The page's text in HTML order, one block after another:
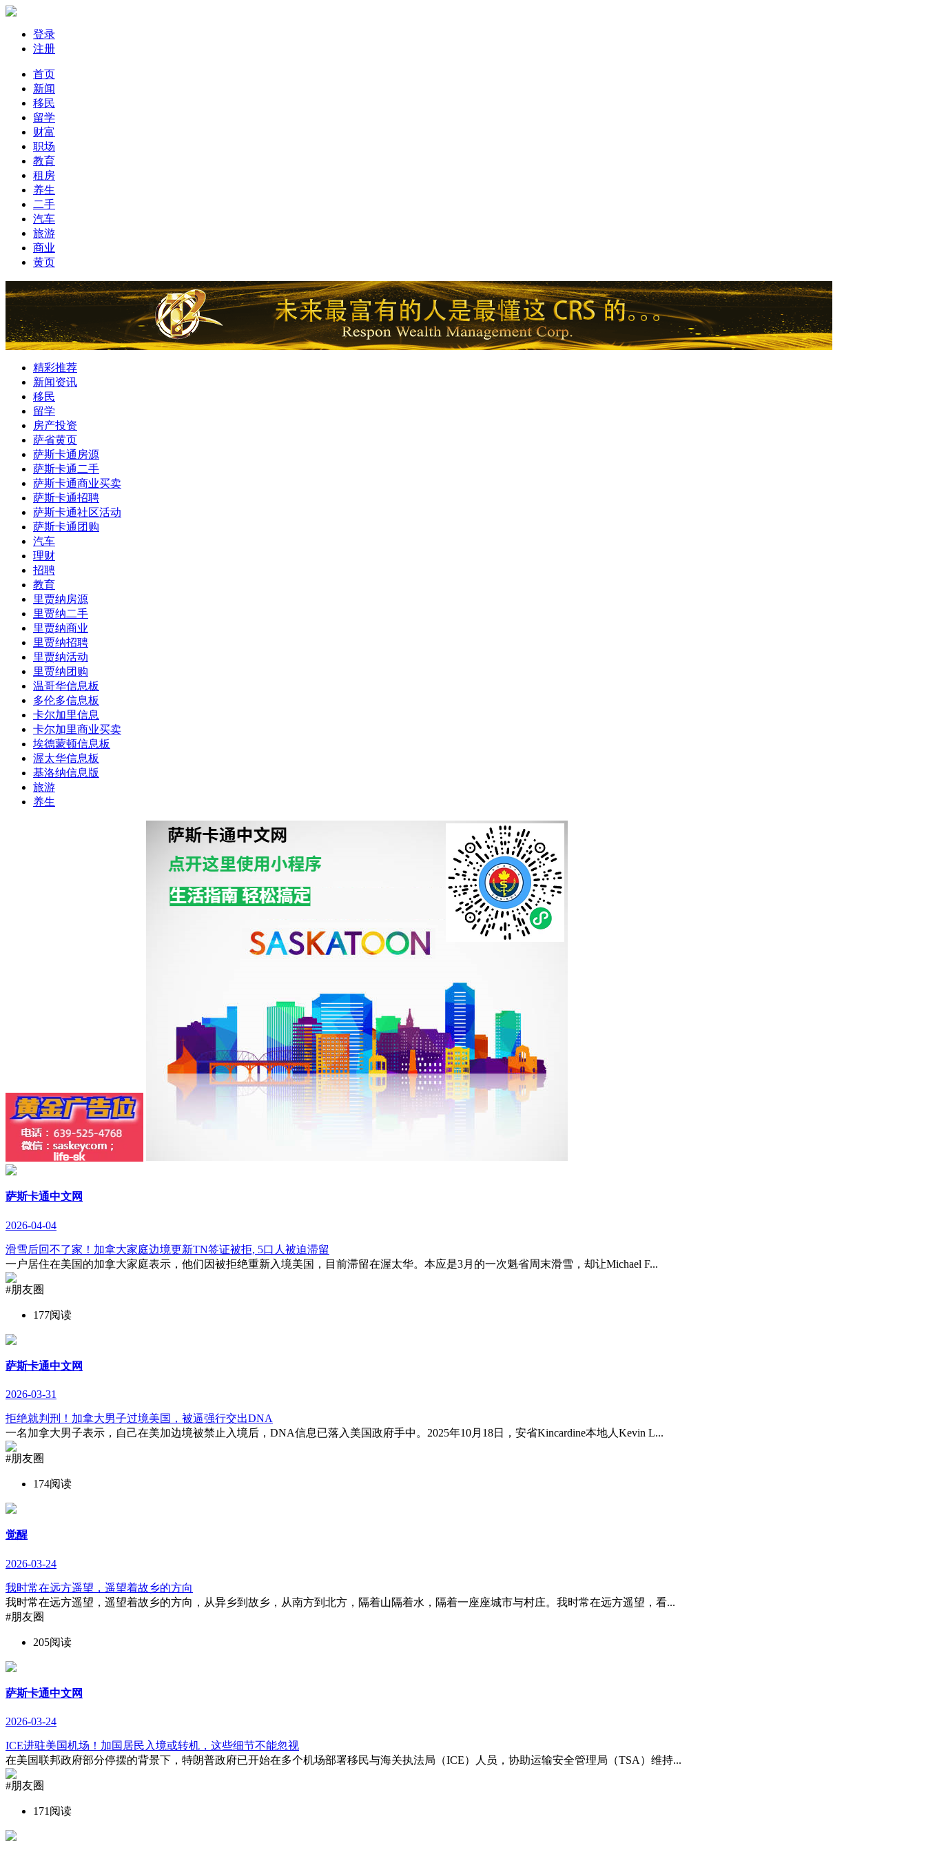
登录
注册
首页
新闻
移民
留学
财富
职场
教育
租房
养生
二手
汽车
旅游
商业
黄页
精彩推荐
新闻资讯
移民
留学
房产投资
萨省黄页
萨斯卡通房源
萨斯卡通二手
萨斯卡通商业买卖
萨斯卡通招聘
萨斯卡通社区活动
萨斯卡通团购
汽车
理财
招聘
教育
里贾纳房源
里贾纳二手
里贾纳商业
里贾纳招聘
里贾纳活动
里贾纳团购
温哥华信息板
多伦多信息板
卡尔加里信息
卡尔加里商业买卖
埃德蒙顿信息板
渥太华信息板
基洛纳信息版
旅游
养生
萨斯卡通中文网
2026-04-04
滑雪后回不了家！加拿大家庭边境更新TN签证被拒, 5口人被迫滞留
一户居住在美国的加拿大家庭表示，他们因被拒绝重新入境美国，目前滞留在渥太华。本应是3月的一次魁省周末滑雪，却让Michael F...
#朋友圈
177阅读
萨斯卡通中文网
2026-03-31
拒绝就判刑！加拿大男子过境美国，被逼强行交出DNA
一名加拿大男子表示，自己在美加边境被禁止入境后，DNA信息已落入美国政府手中。2025年10月18日，安省Kincardine本地人Kevin L...
#朋友圈
174阅读
觉醒
2026-03-24
我时常在远方遥望，遥望着故乡的方向
我时常在远方遥望，遥望着故乡的方向，从异乡到故乡，从南方到北方，隔着山隔着水，隔着一座座城市与村庄。我时常在远方遥望，看...
#朋友圈
205阅读
萨斯卡通中文网
2026-03-24
ICE进驻美国机场！加国居民入境或转机，这些细节不能忽视
在美国联邦政府部分停摆的背景下，特朗普政府已开始在多个机场部署移民与海关执法局（ICE）人员，协助运输安全管理局（TSA）维持...
#朋友圈
171阅读